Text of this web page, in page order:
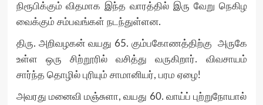
நிரூபிக்கும் விதமாக இந்த வாரத்தில் இரு வேறு நெகிழ
வைக்கும் சம்பவங்கள் நடந்துள்ளன.
திரு. அறிவழகன் வயது 65. கும்பகோணத்திற்கு அருகே
உள்ள ஒரு சிற்றூரில் வசித்து வருகிறார். விவசாயம்
சார்ந்த தொழில் புரியும் சாமானியர், பரம ஏழை!
அவரது மனைவி மஞ்சுளா, வயது 60. வாய்ப் புற்றுநோயால்